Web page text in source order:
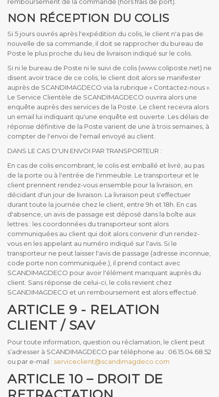
NON RÉCEPTION DU COLIS
Si 5 jours ouvrés après l'expédition du colis, le client n'a pas de
nouvelle de sa commande, il doit se rapprocher du bureau de
Poste le plus proche du lieu de livraison indiqué sur le colis.
Si ni le bureau de Poste ni le suivi de colis (www.coliposte.net) ne
disent avoir trace de ce colis, le client doit alors se manifester
auprès de SCANDIMAGDECO via la rubrique « Contactez-nous ».
Le Service Clientèle de SCANDIMAGDECO ouvrira alors une
enquête auprès des services de la Poste. Le client recevra alors
un email lui indiquant qu'une enquête est ouverte. Les délais de
réponse définitive de la Poste varient de une à trois semaines, à
compter de l'envoi de l'email envoyé au client.
DANS LE CAS D'UN ENVOI PAR TRANSPORTEUR :
En cas de colis encombrant, le colis est emballé et livré, au pas
de la porte ou à l'entrée de l'immeuble. Le transporteur et le
client prennent rendez-vous ensemble pour la livraison, en
décidant d'un jour de livraison. La livraison peut s'effectuer
durant toute la journée chez le client, entre 9h et 18h. En cas
d'absence, un avis de passage est déposé dans la boîte aux
lettres : les coordonnées du transporteur sont alors
communiquées au client qui doit alors convenir d'un rendez-
vous en les appelant au numéro indiqué sur l'avis. Si le
transporteur ne peut laisser l'avis de passage (adresse inconnue,
code porte non communiquée.), il prend contact avec
SCANDIMAGDECO pour avoir l'élément manquant auprès du
client. Sans réponse de celui-ci, le colis revient chez
SCANDIMAGDECO et un remboursement est alors effectué.
ARTICLE 9 - RELATION
CLIENT / SAV
Pour toute information, question ou réclamation, le client peut
s’adresser à SCANDIMAGDECO par téléphone au : 06.15.04.68.52
ou par e-mail : serviceclient@scandimagdeco.com
ARTICLE 10 – DROIT DE